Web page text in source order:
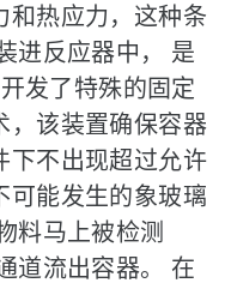
和热应力，这种条
进反应器中， 是
发了特殊的固定
，该装置确保容器
下不出现超过允许
可能发生的象玻璃
料马上被检测
道流出容器。 在